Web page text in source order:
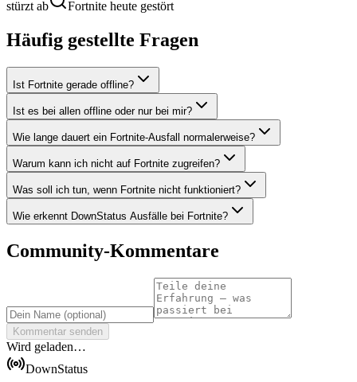
stürzt ab
Fortnite heute gestört
Häufig gestellte Fragen
Ist Fortnite gerade offline?
Ist es bei allen offline oder nur bei mir?
Wie lange dauert ein Fortnite-Ausfall normalerweise?
Warum kann ich nicht auf Fortnite zugreifen?
Was soll ich tun, wenn Fortnite nicht funktioniert?
Wie erkennt DownStatus Ausfälle bei Fortnite?
Community-Kommentare
Kommentar senden
Wird geladen…
DownStatus